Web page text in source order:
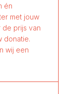
én
met jouw
de prijs van
donatie.
wij een